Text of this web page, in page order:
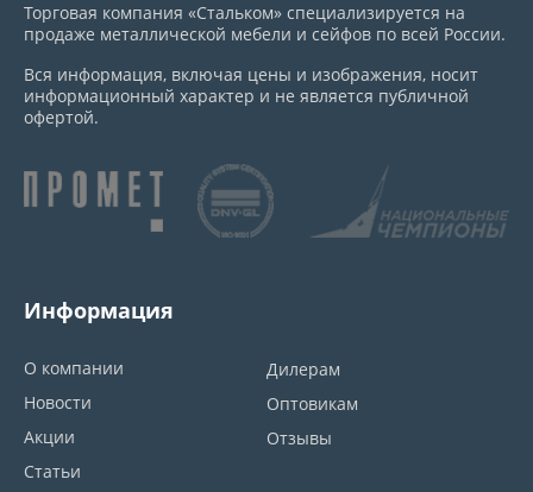
Торговая компания «Стальком» специализируется на
продаже металлической мебели и сейфов по всей России.
Вся информация, включая цены и изображения, носит
информационный характер и не является публичной
офертой.
Информация
О компании
Новости
Акции
Статьи
Дилерам
Оптовикам
Отзывы